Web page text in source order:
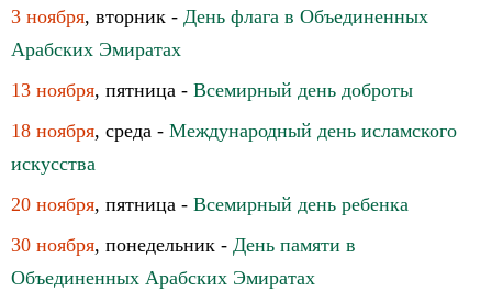
3 ноября, вторник - День флага в Объединенных
Арабских Эмиратах
13 ноября, пятница - Всемирный день доброты
18 ноября, среда - Международный день исламского
искусства
20 ноября, пятница - Всемирный день ребенка
30 ноября, понедельник - День памяти в
Объединенных Арабских Эмиратах